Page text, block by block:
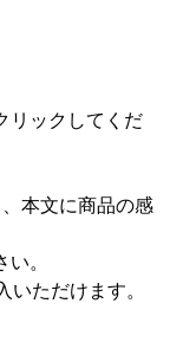
リックしてくだ
本文に商品の感
。
ただけます。